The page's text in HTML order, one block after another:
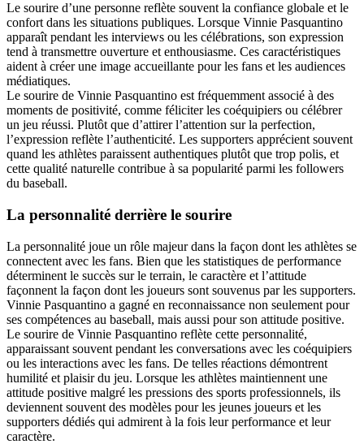
Le sourire d’une personne reflète souvent la confiance globale et le
confort dans les situations publiques. Lorsque Vinnie Pasquantino
apparaît pendant les interviews ou les célébrations, son expression
tend à transmettre ouverture et enthousiasme. Ces caractéristiques
aident à créer une image accueillante pour les fans et les audiences
médiatiques.
Le sourire de Vinnie Pasquantino est fréquemment associé à des
moments de positivité, comme féliciter les coéquipiers ou célébrer
un jeu réussi. Plutôt que d’attirer l’attention sur la perfection,
l’expression reflète l’authenticité. Les supporters apprécient souvent
quand les athlètes paraissent authentiques plutôt que trop polis, et
cette qualité naturelle contribue à sa popularité parmi les followers
du baseball.
La personnalité derrière le sourire
La personnalité joue un rôle majeur dans la façon dont les athlètes se
connectent avec les fans. Bien que les statistiques de performance
déterminent le succès sur le terrain, le caractère et l’attitude
façonnent la façon dont les joueurs sont souvenus par les supporters.
Vinnie Pasquantino a gagné en reconnaissance non seulement pour
ses compétences au baseball, mais aussi pour son attitude positive.
Le sourire de Vinnie Pasquantino reflète cette personnalité,
apparaissant souvent pendant les conversations avec les coéquipiers
ou les interactions avec les fans. De telles réactions démontrent
humilité et plaisir du jeu. Lorsque les athlètes maintiennent une
attitude positive malgré les pressions des sports professionnels, ils
deviennent souvent des modèles pour les jeunes joueurs et les
supporters dédiés qui admirent à la fois leur performance et leur
caractère.